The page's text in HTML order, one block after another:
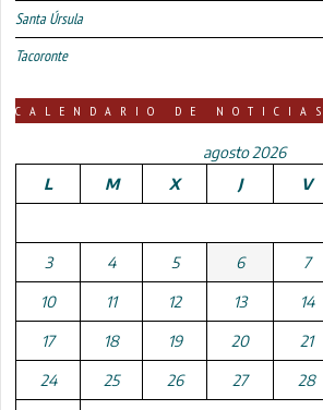
Santa Úrsula
Tacoronte
CALENDARIO DE NOTICIAS
agosto 2026
L
M X J V
3 4 5 6 7
10 11 12 13 14
17 18 19 20 21
24 25 26 27 28